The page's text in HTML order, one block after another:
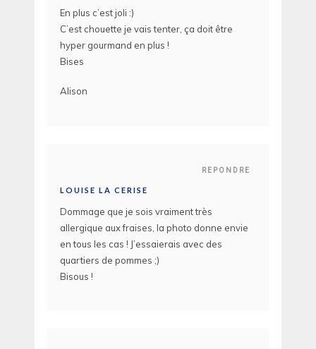
En plus c’est joli :)
C’est chouette je vais tenter, ça doit être
hyper gourmand en plus !
Bises
Alison
REPONDRE
LOUISE LA CERISE
Dommage que je sois vraiment très
allergique aux fraises, la photo donne envie
en tous les cas ! J’essaierais avec des
quartiers de pommes ;)
Bisous !